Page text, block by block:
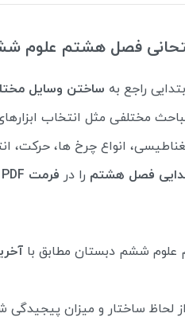
فصل هشتم علوم
راجع به ساختن وسایل
مختلفی مثل انتخاب
انواع چرخ ها، حرکت،
فصل هشتم را در فرمت PDF
ششم دبستان مطابق با
لحاظ ساختار و میزان پیجیدگی